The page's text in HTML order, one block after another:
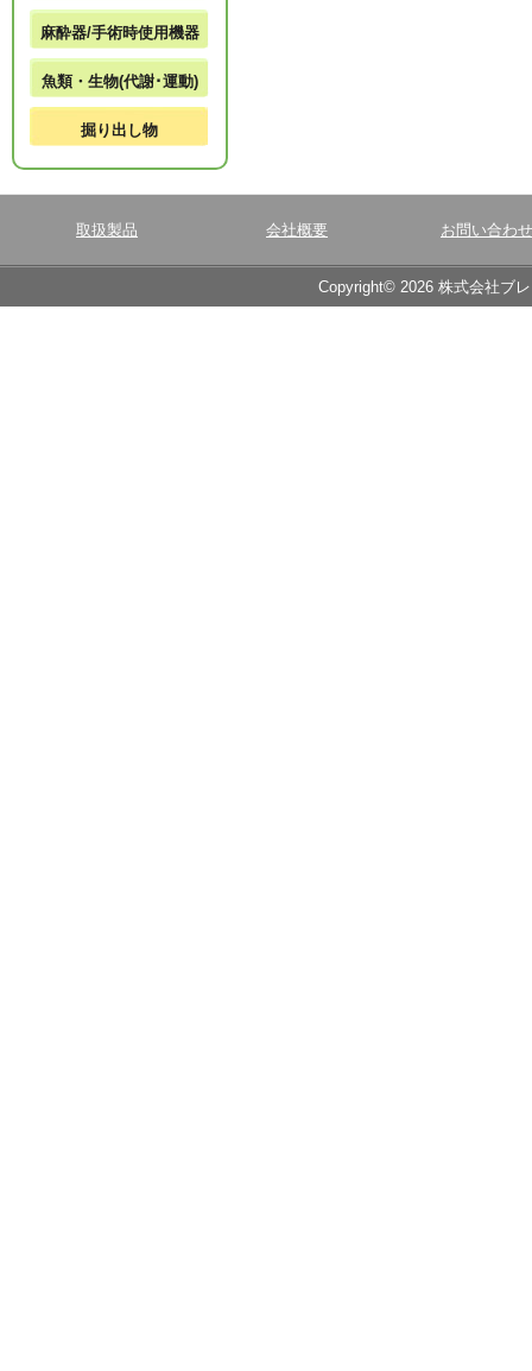
麻酔器/手術時使用機器
魚類・生物(代謝･運動)
掘り出し物
取扱製品 会社概要 お問い合わせ
Copyright© 2026 株式会社ブ